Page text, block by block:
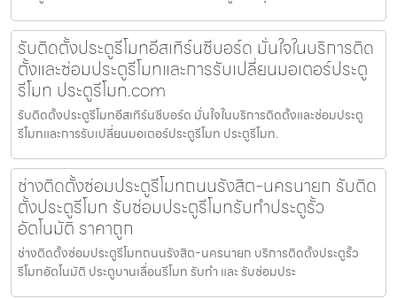
รับติดตั้งประตูรีโมทอีสเทิร์นซีบอร์ด มั่นใจในบริการติด
ตั้งและซ่อมประตูรีโมทและการรับเปลี่ยนมอเตอร์ประตู
รีโมท ประตูรีโมท.com
รับติดตั้งประตูรีโมทอีสเทิร์นซีบอร์ด มั่นใจในบริการติดตั้งและซ่อมประตู
รีโมทและการรับเปลี่ยนมอเตอร์ประตูรีโมท ประตูรีโมท.
ช่างติดตั้งซ่อมประตูรีโมทถนนรังสิต-นครนายก รับติด
ตั้งประตูรีโมท รับซ่อมประตูรีโมทรับทำประตูรั้ว
อัตโนมัติ ราคาถูก
ช่างติดตั้งซ่อมประตูรีโมทถนนรังสิต-นครนายก บริการติดตั้งประตูรั้ว
รีโมทอัตโนมัติ ประตูบานเลื่อนรีโมท รับทำ และ รับซ่อมประ